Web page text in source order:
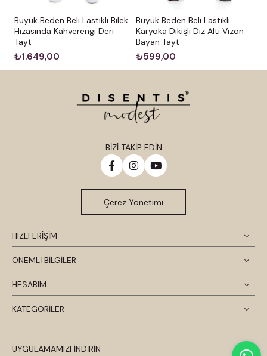
Büyük Beden Beli Lastikli Bilek
Hizasında Kahverengi Deri
Tayt
₺1.649,00
Büyük Beden Beli Lastikli
Karyoka Dikişli Diz Altı Vizon
Bayan Tayt
₺599,00
HIZLI ERİŞİM
ÖNEMLİ BİLGİLER
HESABIM
KATEGORİLER
UYGULAMAMIZI İNDİRİN
BİZİ TAKİP EDİN
Çerez Yönetimi